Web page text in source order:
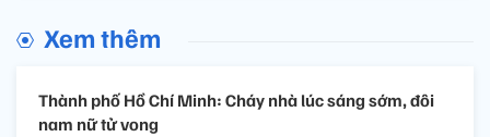
Xem thêm
Thành phố Hồ Chí Minh: Cháy nhà lúc sáng sớm, đôi
nam nữ tử vong